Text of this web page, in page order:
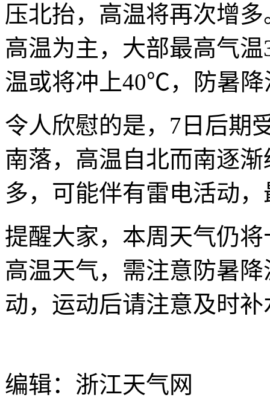
压北抬，高温将再次增
高温为主，大部最高气
温或将冲上40℃，防暑降
令人欣慰的是，7日后期
南落，高温自北而南逐
多，可能伴有雷电活动
提醒大家，本周天气仍
高温天气，需注意防暑
动，运动后请注意及时
编辑：浙江天气网